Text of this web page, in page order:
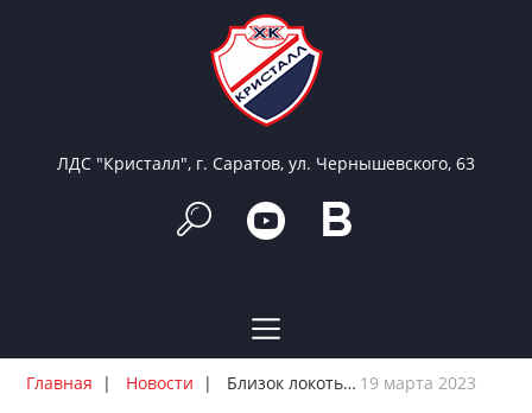
ЛДС "Кристалл", г. Саратов, ул. Чернышевского, 63
Главная Новости Близок локоть… 19 марта 2023